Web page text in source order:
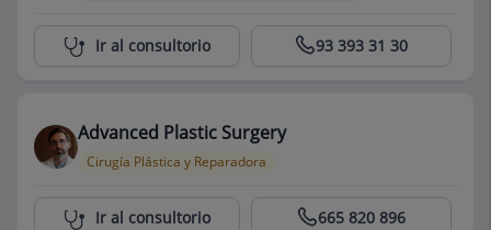
Centro Médico Teknon 93 393 31 30
Ir al consultorio
Advanced Plastic Surgery
Cirugía Plástica y Reparadora
Centro Médico Teknon 665 820 896
Ir al consultorio